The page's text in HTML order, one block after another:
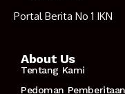
Portal Berita No 1 IKN
About Us
Tentang Kami
Pedoman Pemberitaan